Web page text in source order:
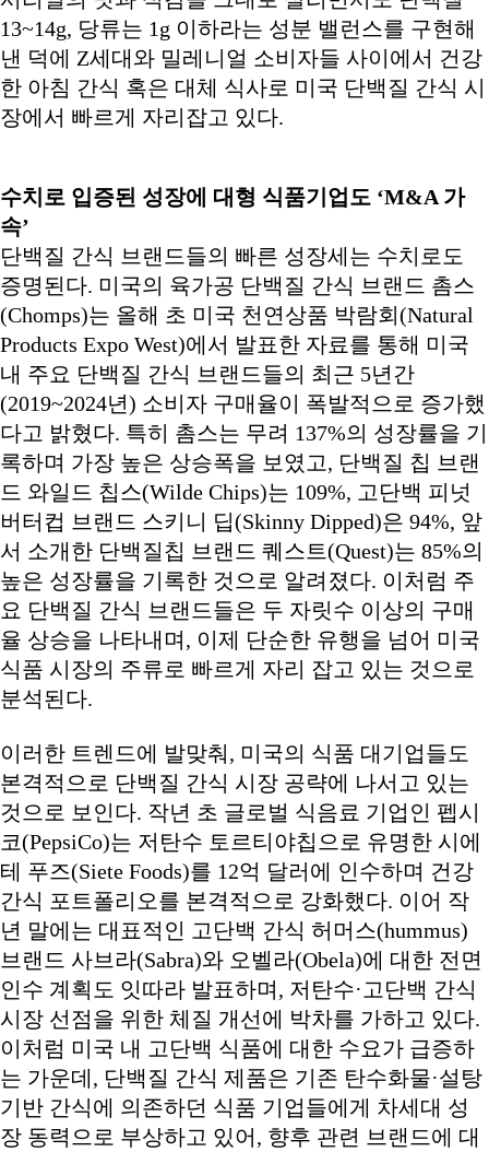
13~14g, 당류는 1g 이하라는 성분 밸런스를 구현해
낸 덕에 Z세대와 밀레니얼 소비자들 사이에서 건강
한 아침 간식 혹은 대체 식사로 미국 단백질 간식 시
장에서 빠르게 자리잡고 있다.
수치로 입증된 성장에 대형 식품기업도 ‘M&A 가
속’
단백질 간식 브랜드들의 빠른 성장세는 수치로도
증명된다. 미국의 육가공 단백질 간식 브랜드 촘스
(Chomps)는 올해 초 미국 천연상품 박람회(Natural
Products Expo West)에서 발표한 자료를 통해 미국
내 주요 단백질 간식 브랜드들의 최근 5년간
(2019~2024년) 소비자 구매율이 폭발적으로 증가했
다고 밝혔다. 특히 촘스는 무려 137%의 성장률을 기
록하며 가장 높은 상승폭을 보였고, 단백질 칩 브랜
드 와일드 칩스(Wilde Chips)는 109%, 고단백 피넛
버터컵 브랜드 스키니 딥(Skinny Dipped)은 94%, 앞
서 소개한 단백질칩 브랜드 퀘스트(Quest)는 85%의
높은 성장률을 기록한 것으로 알려졌다. 이처럼 주
요 단백질 간식 브랜드들은 두 자릿수 이상의 구매
율 상승을 나타내며, 이제 단순한 유행을 넘어 미국
식품 시장의 주류로 빠르게 자리 잡고 있는 것으로
분석된다.
이러한 트렌드에 발맞춰, 미국의 식품 대기업들도
본격적으로 단백질 간식 시장 공략에 나서고 있는
것으로 보인다. 작년 초 글로벌 식음료 기업인 펩시
코(PepsiCo)는 저탄수 토르티야칩으로 유명한 시에
테 푸즈(Siete Foods)를 12억 달러에 인수하며 건강
간식 포트폴리오를 본격적으로 강화했다. 이어 작
년 말에는 대표적인 고단백 간식 허머스(hummus)
브랜드 사브라(Sabra)와 오벨라(Obela)에 대한 전면
인수 계획도 잇따라 발표하며, 저탄수·고단백 간식
시장 선점을 위한 체질 개선에 박차를 가하고 있다.
이처럼 미국 내 고단백 식품에 대한 수요가 급증하
는 가운데, 단백질 간식 제품은 기존 탄수화물·설탕
기반 간식에 의존하던 식품 기업들에게 차세대 성
장 동력으로 부상하고 있어, 향후 관련 브랜드에 대